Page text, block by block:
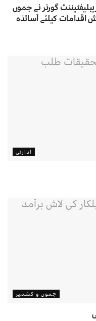
گورنر نے جموں
اقدامات کیلئے اَساتذہ
ادارتی
جموں و کشمیر